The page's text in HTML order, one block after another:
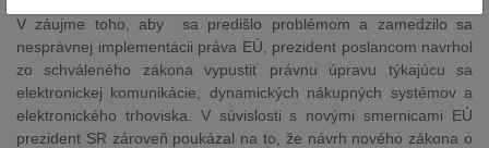
V záujme toho, aby sa predišlo problémom a zamedzilo sa
nesprávnej implementácii práva EÚ, prezident poslancom navrhol
zo schváleného zákona vypustiť právnu úpravu týkajúcu sa
elektronickej komunikácie, dynamických nákupných systémov a
elektronického trhoviska. V súvislosti s novými smernicami EÚ
prezident SR zároveň poukázal na to, že návrh nového zákona o